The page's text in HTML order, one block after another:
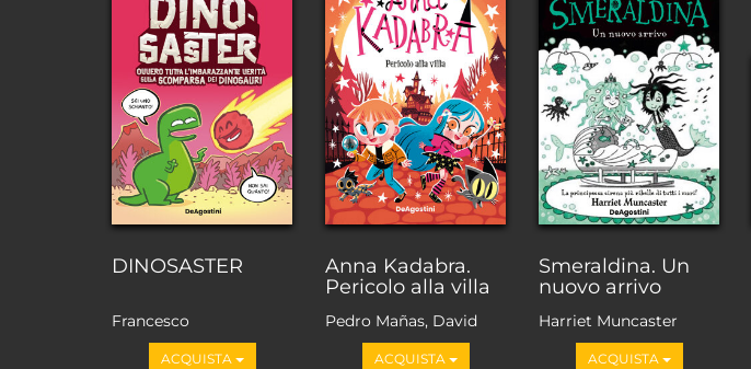
DINOSASTER
Francesco
Muzzopappa, Daw
ACQUISTA
Anna Kadabra.
Pericolo alla villa
Pedro Mañas, David
Sierra Listón
ACQUISTA
Smeraldina. Un
nuovo arrivo
Harriet Muncaster
ACQUISTA